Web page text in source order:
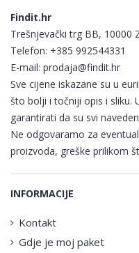
Findit.hr
Trešnjevački trg BB, 10000
Telefon: +385 992544331
E-mail: prodaja@findit.hr
Sve cijene iskazane su u
što bolji i točniji opis i sliku.
garantirati da su svi
Ne odgovaramo za
proizvoda, greške prilikom
INFORMACIJE
Kontakt
Gdje je moj paket